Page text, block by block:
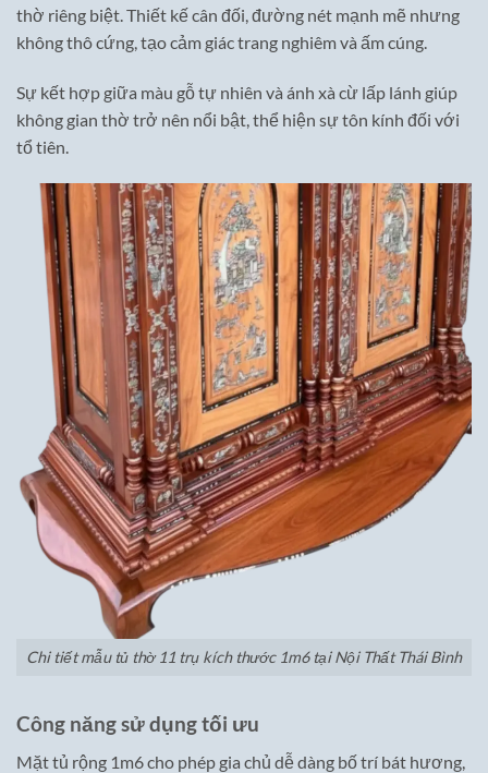
thờ riêng biệt. Thiết kế cân đối, đường nét mạnh mẽ nhưng
không thô cứng, tạo cảm giác trang nghiêm và ấm cúng.
Sự kết hợp giữa màu gỗ tự nhiên và ánh xà cừ lấp lánh giúp
không gian thờ trở nên nổi bật, thể hiện sự tôn kính đối với
tổ tiên.
Chi tiết mẫu tủ thờ 11 trụ kích thước 1m6 tại Nội Thất Thái Bình
Công năng sử dụng tối ưu
Mặt tủ rộng 1m6 cho phép gia chủ dễ dàng bố trí bát hương,